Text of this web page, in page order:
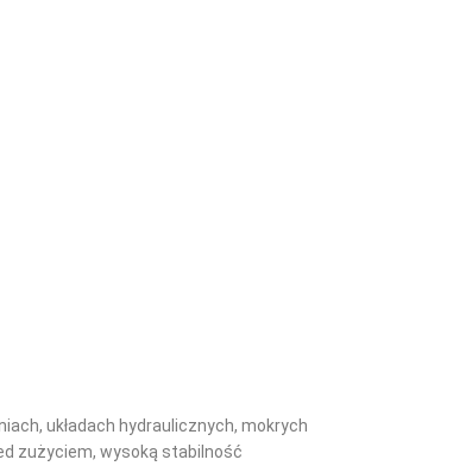
układach hydraulicznych, mokrych
zużyciem, wysoką stabilność